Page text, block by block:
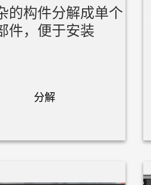
的构件分解成单个
件，便于安装
分解